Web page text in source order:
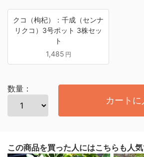
クコ（枸杞）：千成（センナ
リクコ）3号ポット 3株セッ
ト
1,485 円
数量：
カートに
この商品を買った人にはこちらも人